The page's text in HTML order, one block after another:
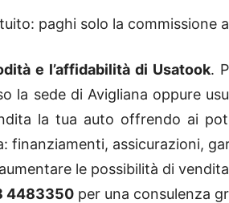
paghi solo la commissione
e l’affidabilità di Usatook.
la sede di Avigliana oppure
la tua auto offrendo ai
finanziamenti, assicurazioni,
le possibilità di
4483350 per una consulenza